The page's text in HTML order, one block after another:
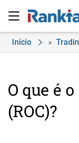
Início »
O que é
(ROC)?